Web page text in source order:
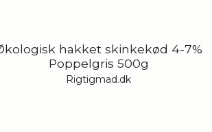
hakket skinkekød 4-7%
Poppelgris 500g
Rigtigmad.dk